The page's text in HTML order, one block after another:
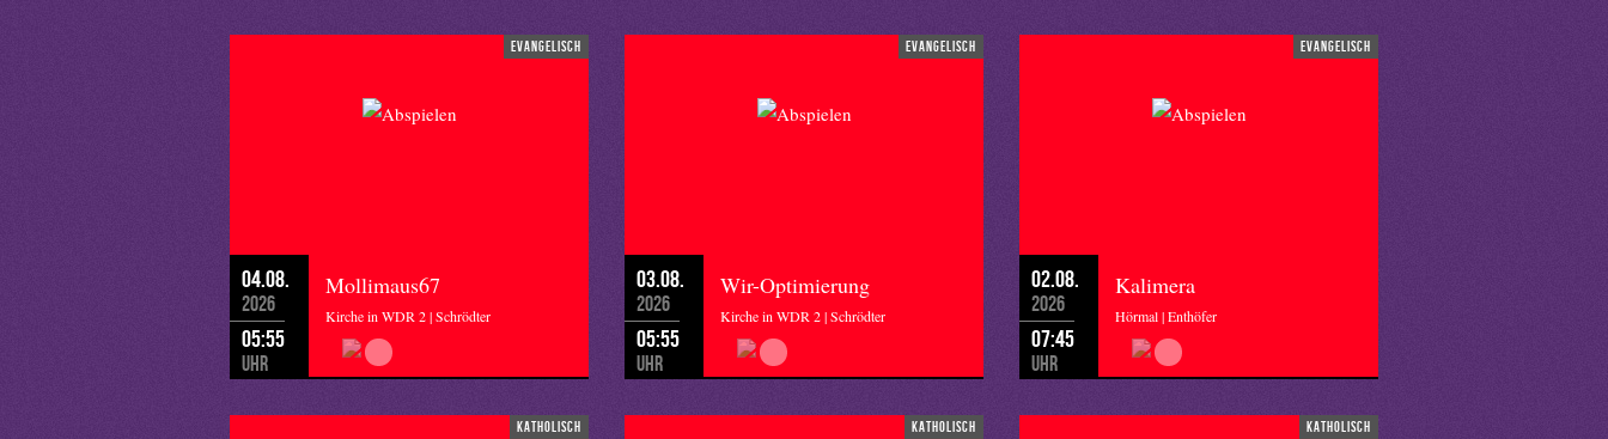
evangelisch
04.08.
2026
05:55
Uhr
Mollimaus67
Kirche in WDR 2 | Schrödter
evangelisch
03.08.
2026
05:55
Uhr
Wir-Optimierung
Kirche in WDR 2 | Schrödter
evangelisch
02.08.
2026
07:45
Uhr
Kalimera
Hörmal | Enthöfer
katholisch katholisch katholisch